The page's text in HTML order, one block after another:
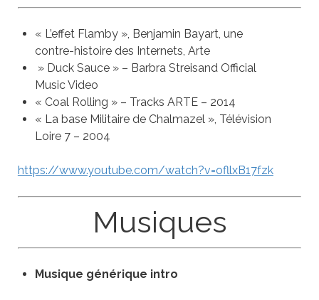
« L’effet Flamby », Benjamin Bayart, une
contre-histoire des Internets, Arte
» Duck Sauce » – Barbra Streisand Official
Music Video
« Coal Rolling » – Tracks ARTE – 2014
« La base Militaire de Chalmazel », Télévision
Loire 7 – 2004
https://www.youtube.com/watch?v=ofllxB17fzk
Musiques
Musique générique intro